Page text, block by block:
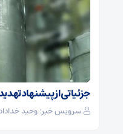
جزئیاتی از پیشنهاد
سرویس خبر: وحید